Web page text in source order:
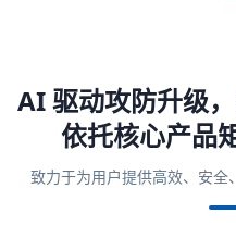
AI 驱动攻防升级
依托核心产品
致力于为用户提供高效、安